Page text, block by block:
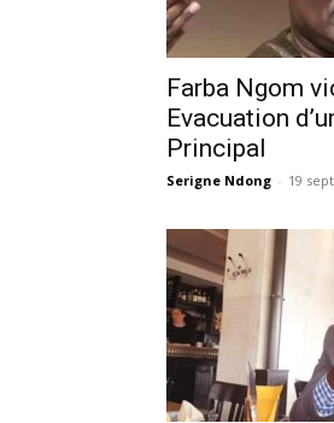
Farba Ngom
Evacuation
Principal
Serigne Ndong - 19